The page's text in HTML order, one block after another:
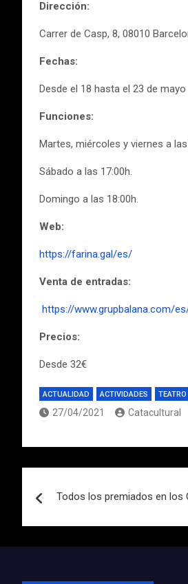
Dirección:
Carrer de Casp, 8, 08010
Fechas:
Desde el 18 hasta el 23 de mayo
Funciones:
Martes, miércoles y viernes a las
Sábado a las 17:00h.
Domingo a las 18:00h.
Web:
https://farina.gal/es/
Venta de entradas:
https://www.grupbalana.com/
Precios:
Desde 32€
ACTUALIDAD ACTIVIDADES TEATRO
27/04/2021 Catacultural
de
Todos los premiados en los